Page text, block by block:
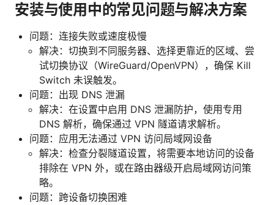
安装与使用中的常见问题与解决方案
问题：连接失败或速度极慢
解决：切换到不同服务器、选择更靠近的区域、尝
试切换协议（WireGuard/OpenVPN），确保 Kill
Switch 未误触发。
问题：出现 DNS 泄漏
解决：在设置中启用 DNS 泄漏防护，使用专用
DNS 解析，确保通过 VPN 隧道请求解析。
问题：应用无法通过 VPN 访问局域网设备
解决：检查分裂隧道设置，将需要本地访问的设备
排除在 VPN 外，或在路由器级开启局域网访问策
略。
问题：跨设备切换困难